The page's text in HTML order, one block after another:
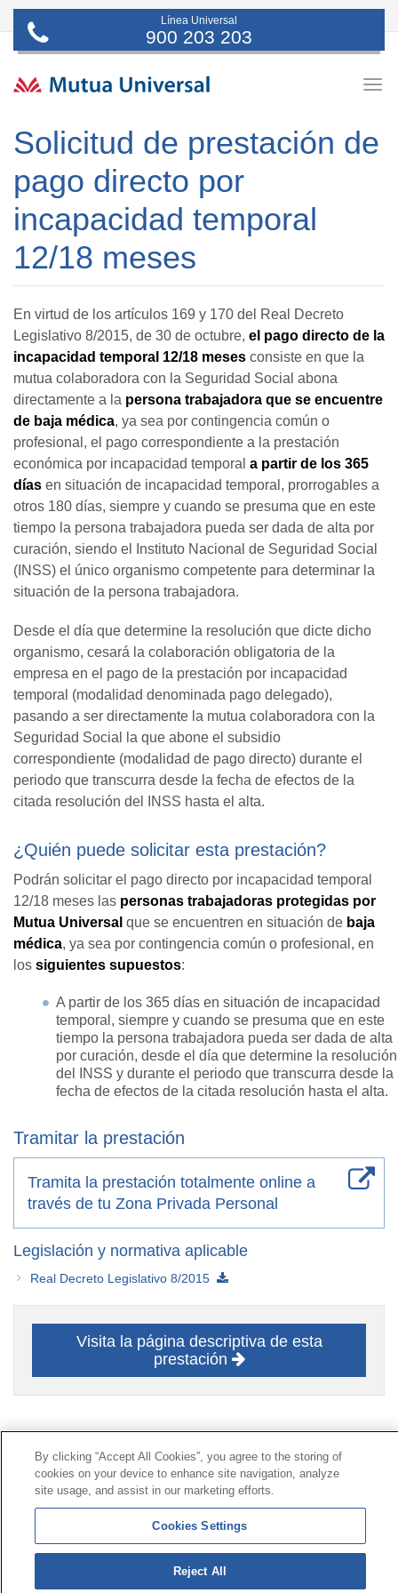
Línea Universal
900 203 203
Solicitud de prestación de
pago directo por
incapacidad temporal
12/18 meses
En virtud de los artículos 169 y 170 del Real Decreto
Legislativo 8/2015, de 30 de octubre, el pago directo de la
incapacidad temporal 12/18 meses consiste en que la
mutua colaboradora con la Seguridad Social abona
directamente a la persona trabajadora que se encuentre
de baja médica, ya sea por contingencia común o
profesional, el pago correspondiente a la prestación
económica por incapacidad temporal a partir de los 365
días en situación de incapacidad temporal, prorrogables a
otros 180 días, siempre y cuando se presuma que en este
tiempo la persona trabajadora pueda ser dada de alta por
curación, siendo el Instituto Nacional de Seguridad Social
(INSS) el único organismo competente para determinar la
situación de la persona trabajadora.
Desde el día que determine la resolución que dicte dicho
organismo, cesará la colaboración obligatoria de la
empresa en el pago de la prestación por incapacidad
temporal (modalidad denominada pago delegado),
pasando a ser directamente la mutua colaboradora con la
Seguridad Social la que abone el subsidio
correspondiente (modalidad de pago directo) durante el
periodo que transcurra desde la fecha de efectos de la
citada resolución del INSS hasta el alta.
¿Quién puede solicitar esta prestación?
Podrán solicitar el pago directo por incapacidad temporal
12/18 meses las personas trabajadoras protegidas por
Mutua Universal que se encuentren en situación de baja
médica, ya sea por contingencia común o profesional, en
los siguientes supuestos:
A partir de los 365 días en situación de incapacidad
temporal, siempre y cuando se presuma que en este
tiempo la persona trabajadora pueda ser dada de alta
por curación, desde el día que determine la resolución
del INSS y durante el periodo que transcurra desde la
fecha de efectos de la citada resolución hasta el alta.
Tramitar la prestación
Tramita la prestación totalmente online a
través de tu Zona Privada Personal
Legislación y normativa aplicable
Real Decreto Legislativo 8/2015
Visita la página descriptiva de esta
prestación
Línea Universal 900 203 203|Zona Privada Comisión de
Prestaciones Especiales|Zona Privada Proveedor
© Mutua Universal 2026 | Mapa del sitio | Aviso legal
Política de Protección de Datos
By clicking “Accept All Cookies”, you agree to the storing of
cookies on your device to enhance site navigation, analyze
site usage, and assist in our marketing efforts.
Cookies Settings
Reject All